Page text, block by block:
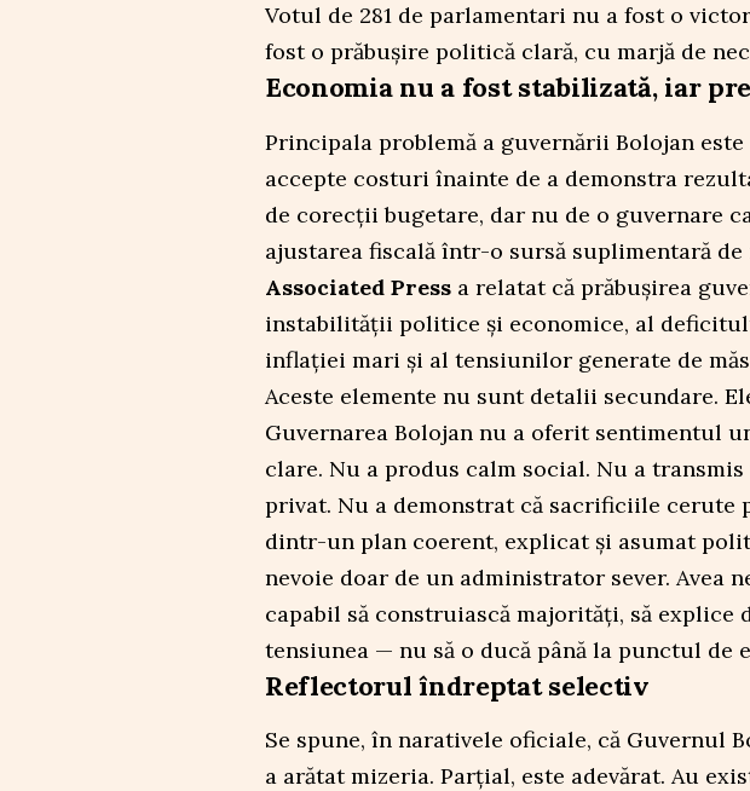
Votul de 281 de parlamentari nu a fost o
fost o prăbușire politică clară, cu marjă de
Economia nu a fost stabilizată, iar
Principala problemă a guvernării Bolojan
accepte costuri înainte de a demonstra
de corecții bugetare, dar nu de o guvernare
ajustarea fiscală într-o sursă suplimentară
Associated Pressa relatat că prăbușirea
instabilității politice și economice, al
inflației mari și al tensiunilor generate de
Aceste elemente nu sunt detalii secundare.
Guvernarea Bolojan nu a oferit sentimentul
clare. Nu a produs calm social. Nu a
privat. Nu a demonstrat că sacrificiile cerute
dintr-un plan coerent, explicat și asumat
nevoie doar de un administrator sever. Avea
capabil să construiască majorități, să explice
tensiunea — nu să o ducă până la punctul de
Reflectorul îndreptat selectiv
Se spune, în narativele oficiale, că Guvernul
a arătat mizeria. Parțial, este adevărat. Au